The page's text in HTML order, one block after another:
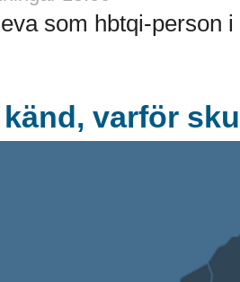
som hbtqi-person
varför